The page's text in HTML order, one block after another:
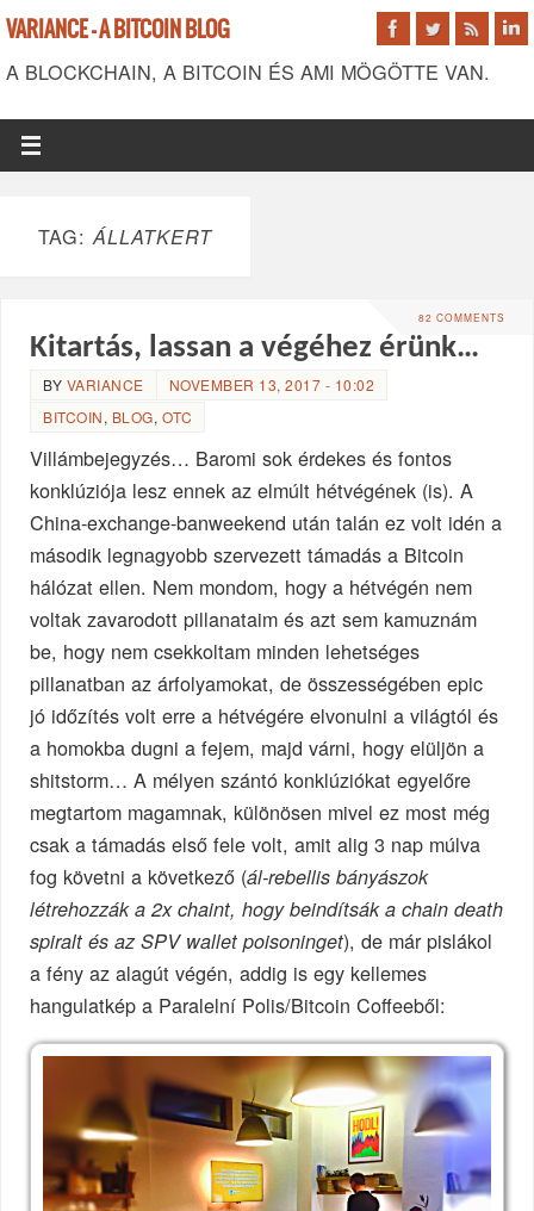
VARIANCE - A BITCOIN BLOG
A BLOCKCHAIN, A BITCOIN ÉS AMI MÖGÖTTE VAN.
TAG:ÁLLATKERT
82 COMMENTS
Kitartás, lassan a végéhez érünk…
BY VARIANCE
NOVEMBER 13, 2017 - 10:02
BITCOIN, BLOG, OTC
Villámbejegyzés… Baromi sok érdekes és fontos
konklúziója lesz ennek az elmúlt hétvégének (is). A
China-exchange-banweekend után talán ez volt idén a
második legnagyobb szervezett támadás a Bitcoin
hálózat ellen. Nem mondom, hogy a hétvégén nem
voltak zavarodott pillanataim és azt sem kamuznám
be, hogy nem csekkoltam minden lehetséges
pillanatban az árfolyamokat, de összességében epic
jó időzítés volt erre a hétvégére elvonulni a világtól és
a homokba dugni a fejem, majd várni, hogy elüljön a
shitstorm… A mélyen szántó konklúziókat egyelőre
megtartom magamnak, különösen mivel ez most még
csak a támadás első fele volt, amit alig 3 nap múlva
fog követni a következő (ál-rebellis bányászok
létrehozzák a 2x chaint, hogy beindítsák a chain death
spiralt és az SPV wallet poisoninget), de már pislákol
a fény az alagút végén, addig is egy kellemes
hangulatkép a Paralelní Polis/Bitcoin Coffeeből: